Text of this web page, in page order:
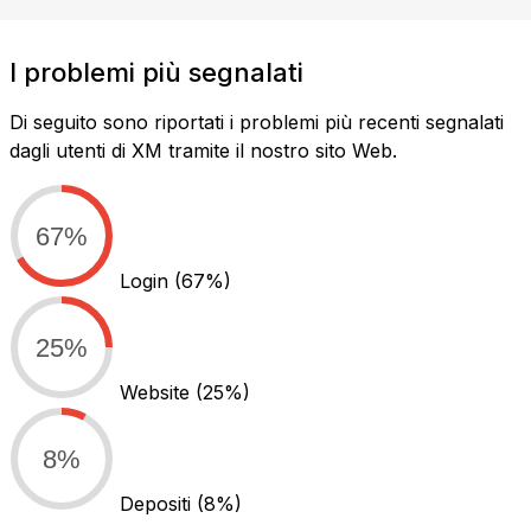
I problemi più segnalati
Di seguito sono riportati i problemi più recenti segnalati
dagli utenti di XM tramite il nostro sito Web.
67%
Login (67%)
25%
Website (25%)
8%
Depositi (8%)